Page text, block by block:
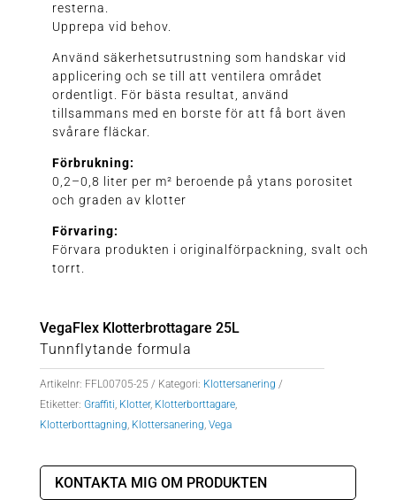
resterna.
Upprepa vid behov.
Använd säkerhetsutrustning som handskar vid
applicering och se till att ventilera området
ordentligt. För bästa resultat, använd
tillsammans med en borste för att få bort även
svårare fläckar.
Förbrukning:
0,2–0,8 liter per m² beroende på ytans porositet
och graden av klotter
Förvaring:
Förvara produkten i originalförpackning, svalt och
torrt.
VegaFlex Klotterbrottagare 25L
Tunnflytande formula
Artikelnr: FFL00705-25 Kategori: Klottersanering
Etiketter: Graffiti, Klotter, Klotterborttagare,
Klotterborttagning, Klottersanering, Vega
KONTAKTA MIG OM PRODUKTEN